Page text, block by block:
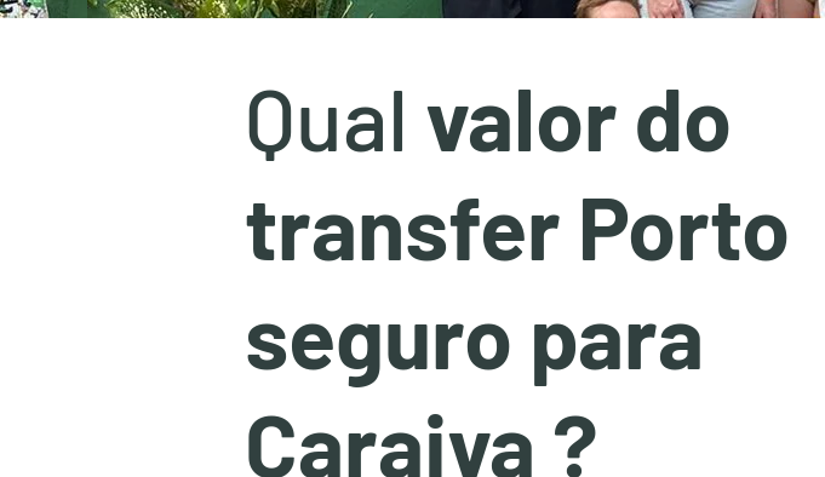
Qual valor do
transfer Porto
seguro para
Caraiva ?